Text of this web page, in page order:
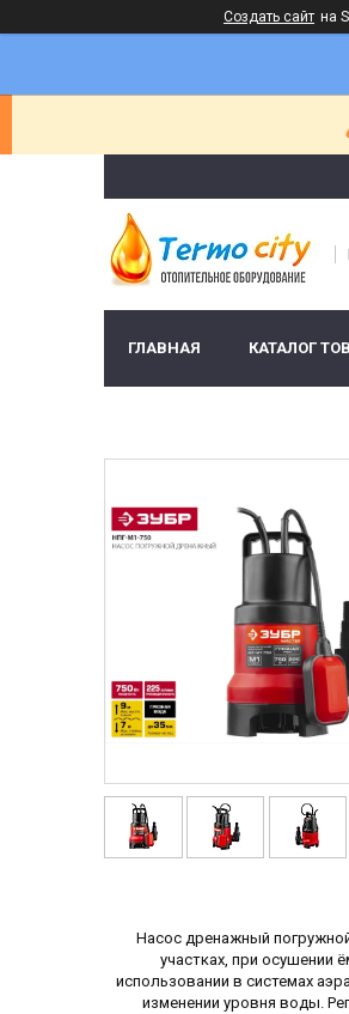
Создать сайт на
ГЛАВНАЯ КАТАЛОГ
Насос дренажный
участках, при осушении
использовании в системах
изменении уровня воды.